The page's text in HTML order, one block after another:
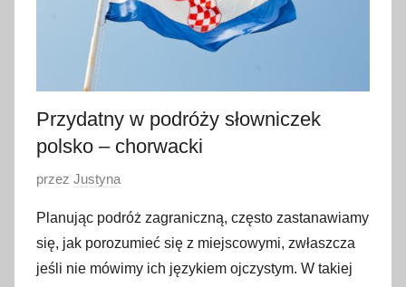
Przydatny w podróży słowniczek
polsko – chorwacki
O
u
b
l
przez Justyna
Planując podróż zagraniczną, często zastanawiamy
się, jak porozumieć się z miejscowymi, zwłaszcza
jeśli nie mówimy ich językiem ojczystym. W takiej